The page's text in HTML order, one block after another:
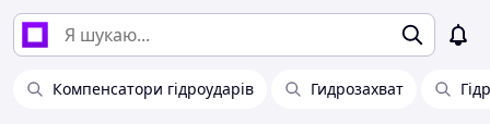
Компенсатори гідроударів Гидрозахват